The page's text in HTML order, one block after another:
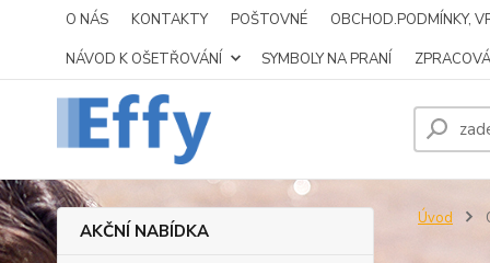
O NÁS KONTAKTY POŠTOVNÉ
OBCHOD.PODMÍNKY,
NÁVOD K OŠETŘOVÁNÍ
SYMBOLY NA PRANÍ
AKČNÍ NABÍDKA
Úvod